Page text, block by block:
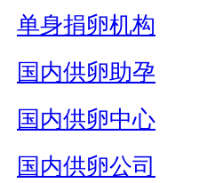
单身捐卵机构
国内供卵助孕
国内供卵中心
国内供卵公司